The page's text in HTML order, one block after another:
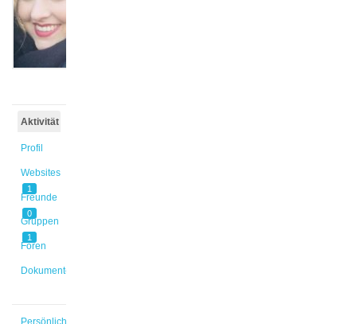
Aktivität
Profil
Websites
1
Freunde
0
Gruppen
1
Foren
Dokumente
Persönlich